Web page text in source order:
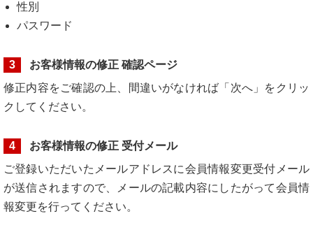
性別
パスワード
3
お客様情報の修正 確認ページ
修正内容をご確認の上、間違いがなければ「次へ」をクリッ
クしてください。
4
お客様情報の修正 受付メール
ご登録いただいたメールアドレスに会員情報変更受付メール
が送信されますので、メールの記載内容にしたがって会員情
報変更を行ってください。